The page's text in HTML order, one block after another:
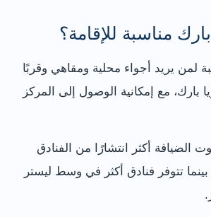
مناسبة للإقامة؟
لمن يريد أجواء محلية ومقاهي وقربًا
بارك، مع إمكانية الوصول إلى المركز
الضيافة أكثر انتشارًا من الفنادق
بينما تتوفر فنادق أكثر في وسط ليستر